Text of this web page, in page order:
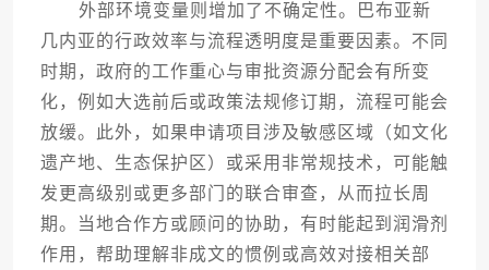
外部环境变量则增加了不确定性。巴布亚新
几内亚的行政效率与流程透明度是重要因素。不同
时期，政府的工作重心与审批资源分配会有所变
化，例如大选前后或政策法规修订期，流程可能会
放缓。此外，如果申请项目涉及敏感区域（如文化
遗产地、生态保护区）或采用非常规技术，可能触
发更高级别或更多部门的联合审查，从而拉长周
期。当地合作方或顾问的协助，有时能起到润滑剂
作用，帮助理解非成文的惯例或高效对接相关部